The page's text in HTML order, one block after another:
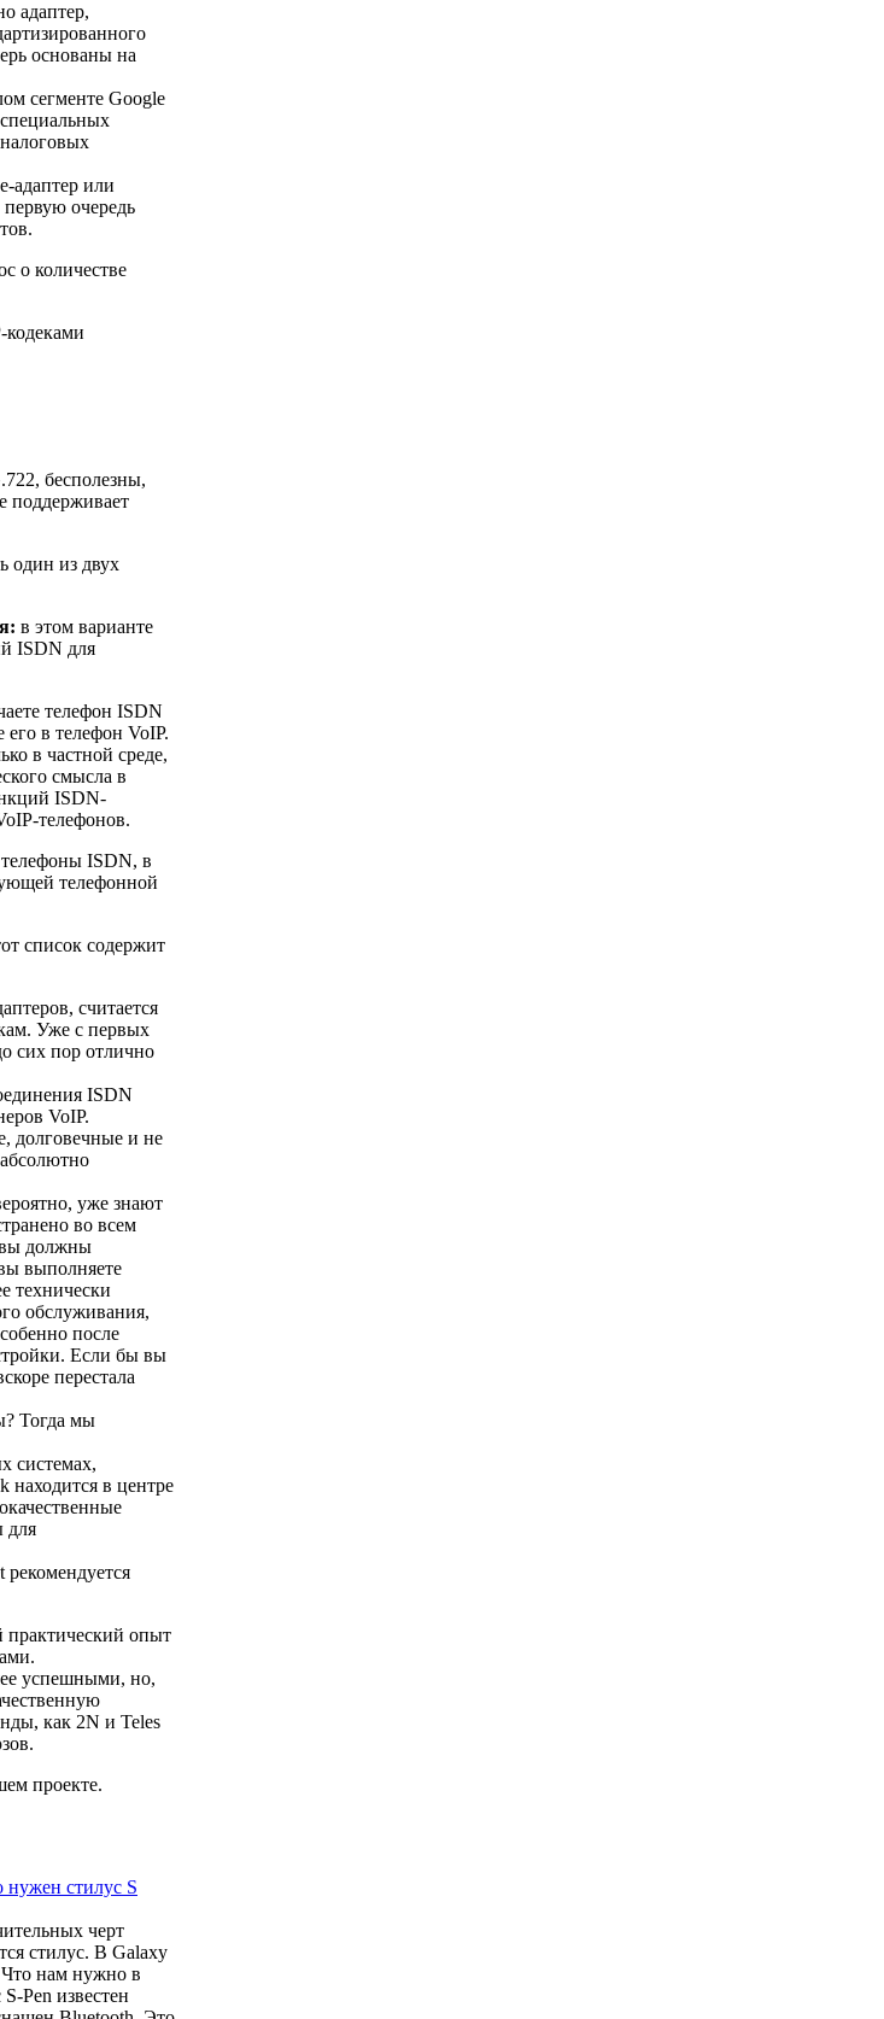
адаптер,
основаны на
сегменте Google
адаптер или
очередь
о количестве
бесполезны,
поддерживает
один из двух
в этом варианте
ISDN для
телефон ISDN
его в телефон VoIP.
в частной среде,
смысла в
ISDN-
телефонов.
ISDN, в
телефонной
список содержит
считается
Уже с первых
сих пор отлично
ISDN
VoIP.
долговечные и не
уже знают
во всем
должны
выполняете
технически
обслуживания,
после
Если бы вы
перестала
Тогда мы
системах,
находится в центре
для
рекомендуется
практический опыт
успешными, но,
как 2N и Teles
проекте.
нужен стилус S
черт
стилус. В Galaxy
Что нам нужно в
Pen известен